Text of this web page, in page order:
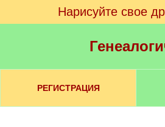
Нарисуйте свое
РЕГИСТРАЦИЯ